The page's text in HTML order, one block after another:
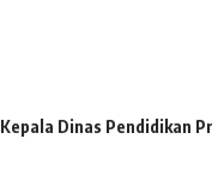
Kepala Dinas Pendidikan